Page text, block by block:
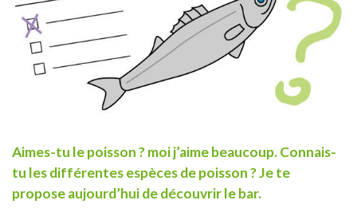
Aimes-tu le poisson ? moi j’aime beaucoup. Connais-
tu les différentes espèces de poisson ? Je te
propose aujourd’hui de découvrir le bar.